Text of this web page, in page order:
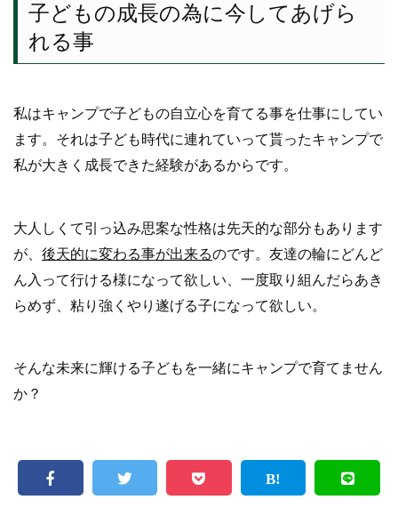
子どもの成長の為に今してあげら
れる事
私はキャンプで子どもの自立心を育てる事を仕事にしてい
ます。それは子ども時代に連れていって貰ったキャンプで
私が大きく成長できた経験があるからです。
大人しくて引っ込み思案な性格は先天的な部分もあります
が、 後天的に変わる事が出来るのです。友達の輪にどんど
ん入って行ける様になって欲しい、一度取り組んだらあき
らめず、粘り強くやり遂げる子になって欲しい。
そんな未来に輝ける子どもを一緒にキャンプで育てません
か？